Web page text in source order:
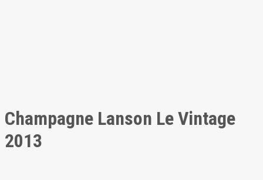
Champagne Lanson Le Vintage
2013